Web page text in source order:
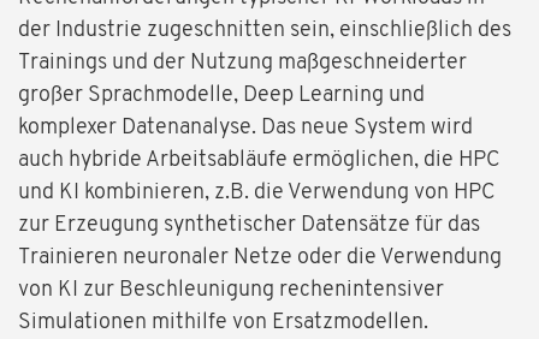
der Industrie zugeschnitten sein, einschließlich des
Trainings und der Nutzung maßgeschneiderter
großer Sprachmodelle, Deep Learning und
komplexer Datenanalyse. Das neue System wird
auch hybride Arbeitsabläufe ermöglichen, die HPC
und KI kombinieren, z.B. die Verwendung von HPC
zur Erzeugung synthetischer Datensätze für das
Trainieren neuronaler Netze oder die Verwendung
von KI zur Beschleunigung rechenintensiver
Simulationen mithilfe von Ersatzmodellen.